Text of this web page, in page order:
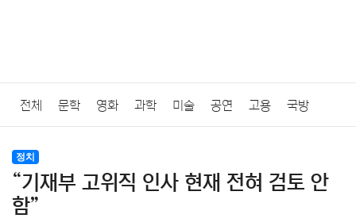
전체 문학 영화 과학 미술 공연 고용 국방
법률
질병 가요 방송 일상 주식 암호화폐 블록체인
정치
“기재부 고위직 인사 현재 전혀 검토 안
함”